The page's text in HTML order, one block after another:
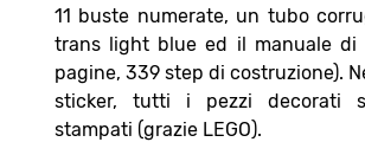
11 buste numerate, un tubo
trans light blue ed il manuale di
pagine, 339 step di costruzione).
sticker, tutti i pezzi decorati
stampati (grazie LEGO).